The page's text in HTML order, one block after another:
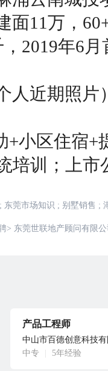
面11万，
2019年6
人近期照片
+小区住宿+
培训；上市
; 东莞市场知识 ; 别墅销售 ;
> 东莞世联地产顾问有限
产品工程师
中山市百德创意科技
中专
5年经验